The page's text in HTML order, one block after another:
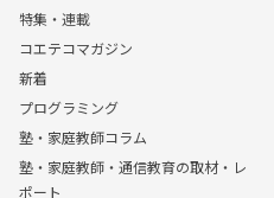
特集・連載
コエテコマガジン
新着
プログラミング
塾・家庭教師コラム
塾・家庭教師・通信教育の取材・レ
ポート